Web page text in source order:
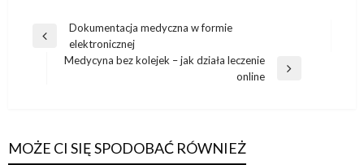
Nawigacja
wpisu
Poprzedni
Dokumentacja medyczna w formie
elektronicznej
Medycyna bez kolejek – jak działa leczenie
online
MOŻE CI SIĘ SPODOBAĆ RÓWNIEŻ